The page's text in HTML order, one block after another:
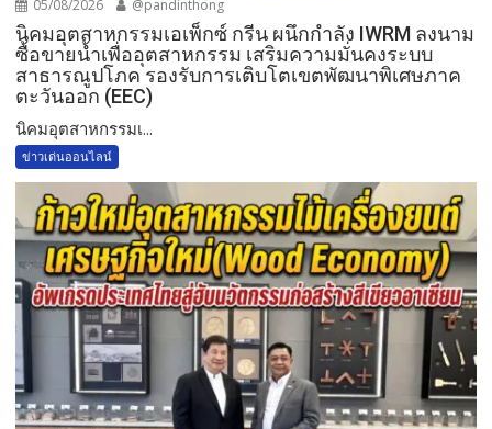
05/08/2026 @pandinthong
​นิคมอุตสาหกรรมเอเพ็กซ์ กรีน ผนึกกำลัง IWRM ลงนาม
ซื้อขายน้ำเพื่ออุตสาหกรรม เสริมความมั่นคงระบบ
สาธารณูปโภค รองรับการเติบโตเขตพัฒนาพิเศษภาค
ตะวันออก (EEC)
​นิคมอุตสาหกรรมเ...
ข่าวเด่นออนไลน์